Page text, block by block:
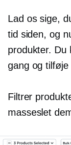
Lad os sige,
tid siden, og
produkter. Du
gang og
Filtrer
masseslet